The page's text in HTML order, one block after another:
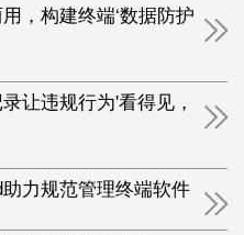
，构建终端‘数据防护
让违规行为'看得见，
力规范管理终端软件